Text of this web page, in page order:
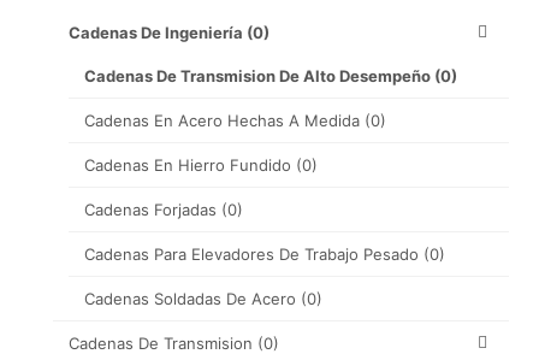
Cadenas De Ingeniería (0)
Cadenas De Transmision De Alto Desempeño (0)
Cadenas En Acero Hechas A Medida (0)
Cadenas En Hierro Fundido (0)
Cadenas Forjadas (0)
Cadenas Para Elevadores De Trabajo Pesado (0)
Cadenas Soldadas De Acero (0)
Cadenas De Transmision (0)